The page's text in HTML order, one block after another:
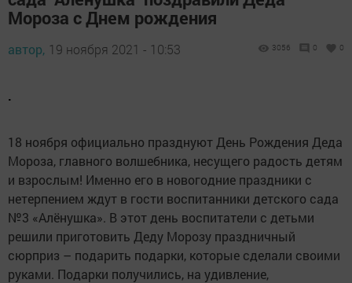
Мороза с Днем рождения
автор, 19 ноября 2021 - 10:53 3056 0 0
.
18 ноября официально празднуют День Рождения Деда
Мороза, главного волшебника, несущего радость детям
и взрослым! Именно его в новогодние праздники с
нетерпением ждут в гости воспитанники детского сада
№3 «Алёнушка». В этот день воспитатели с детьми
решили приготовить Деду Морозу праздничный
сюрприз – подарить подарки, которые сделали своими
руками. Подарки получились, на удивление,